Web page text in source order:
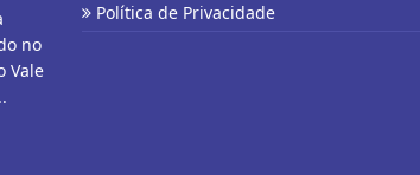
no
Vale
Política de Privacidade